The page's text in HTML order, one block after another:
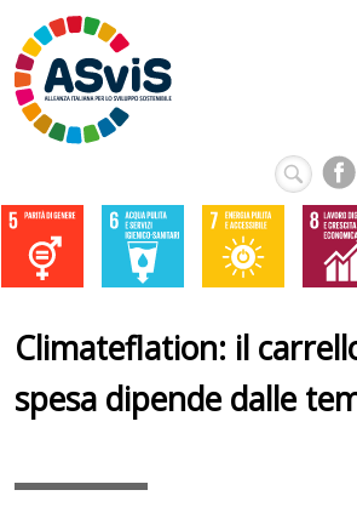
Climateflation: il
spesa dipende dalle